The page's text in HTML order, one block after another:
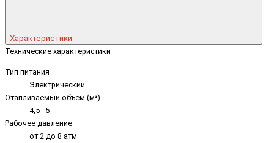
Характеристики
Технические характеристики
Тип питания
Электрический
Отапливаемый объём (м³)
4,5 - 5
Рабочее давление
от 2 до 8 атм